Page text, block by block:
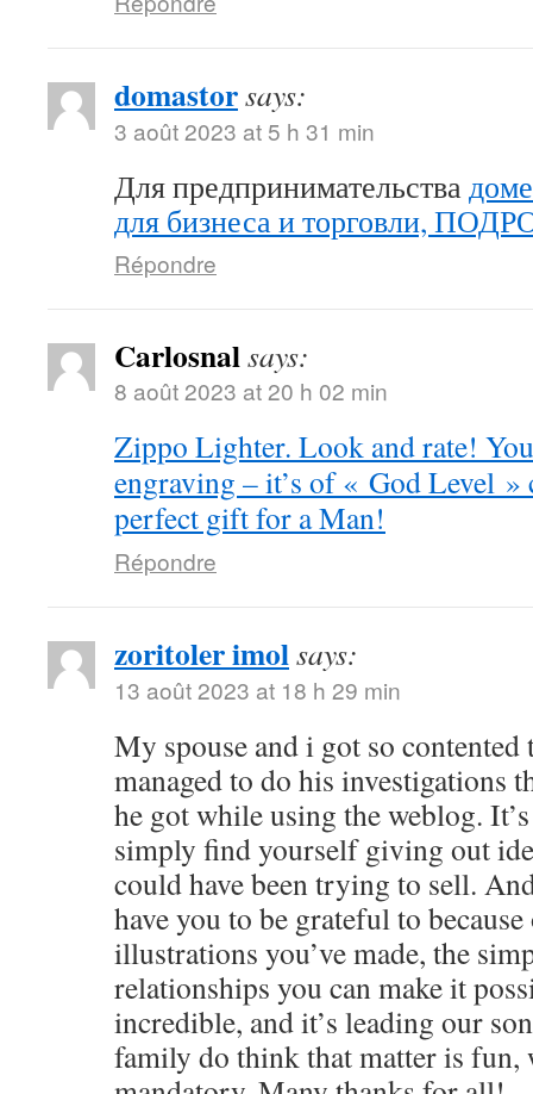
domastorsays:
3 août 2023 at 5 h 31 min
Для предпринимательства
для бизнеса и торговли,
Répondre
Carlosnalsays:
8 août 2023 at 20 h 02 min
Zippo Lighter. Look and rate!
engraving – it’s of « God Level
perfect gift for a Man!
Répondre
zoritoler imolsays:
13 août 2023 at 18 h 29 min
My spouse and i got so contented
managed to do his investigations
he got while using the weblog.
simply find yourself giving out
could have been trying to sell.
have you to be grateful to
illustrations you’ve made, the
relationships you can make it
incredible, and it’s leading our
family do think that matter is